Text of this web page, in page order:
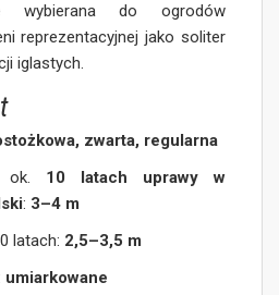
wybierana do ogrodów
reprezentacyjnej jako soliter
iglastych.
zwarta, regularna
ok. 10 latach uprawy w
: 3–4 m
latach: 2,5–3,5 m
umiarkowane